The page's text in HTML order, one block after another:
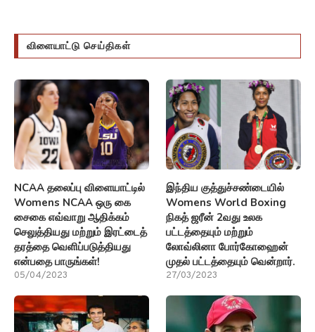
விளையாட்டு செய்திகள்
NCAA தலைப்பு விளையாட்டில்
Womens NCAA ஒரு கை
சைகை எவ்வாறு ஆதிக்கம்
செலுத்தியது மற்றும் இரட்டைத்
தரத்தை வெளிப்படுத்தியது
என்பதை பாருங்கள்!
05/04/2023
இந்திய குத்துச்சண்டையில்
Womens World Boxing
நிகத் ஜரீன் 2வது உலக
பட்டத்தையும் மற்றும்
லோவ்லினா போர்கோஹைன்
முதல் பட்டத்தையும் வென்றார்.
27/03/2023